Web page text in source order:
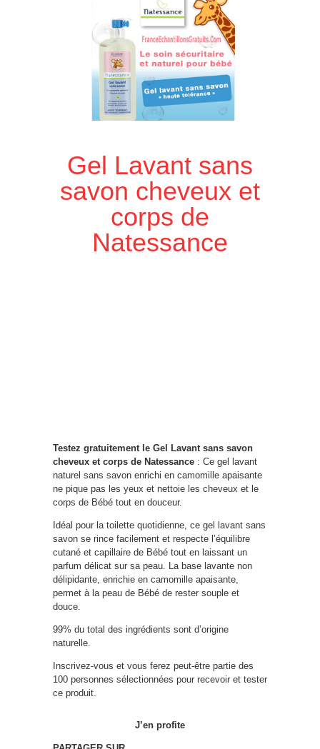
Gel Lavant sans
savon cheveux et
corps de
Natessance
Testez gratuitement le Gel Lavant sans savon
cheveux et corps de Natessance : Ce gel lavant
naturel sans savon enrichi en camomille apaisante
ne pique pas les yeux et nettoie les cheveux et le
corps de Bébé tout en douceur.
Idéal pour la toilette quotidienne, ce gel lavant sans
savon se rince facilement et respecte l’équilibre
cutané et capillaire de Bébé tout en laissant un
parfum délicat sur sa peau. La base lavante non
délipidante, enrichie en camomille apaisante,
permet à la peau de Bébé de rester souple et
douce.
99% du total des ingrédients sont d’origine
naturelle.
Inscrivez-vous et vous ferez peut-être partie des
100 personnes sélectionnées pour recevoir et tester
ce produit.
J’en profite